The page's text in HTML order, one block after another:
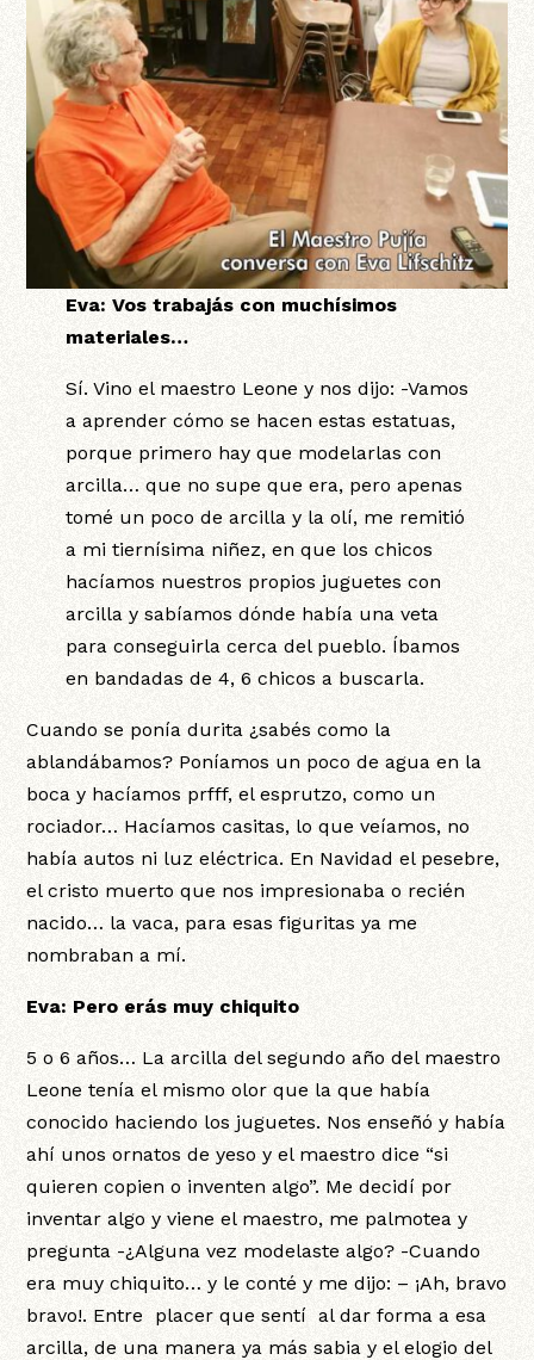
Eva: Vos trabajás con muchísimos
materiales…
Sí. Vino el maestro Leone y nos dijo: -Vamos
a aprender cómo se hacen estas estatuas,
porque primero hay que modelarlas con
arcilla… que no supe que era, pero apenas
tomé un poco de arcilla y la olí, me remitió
a mi tiernísima niñez, en que los chicos
hacíamos nuestros propios juguetes con
arcilla y sabíamos dónde había una veta
para conseguirla cerca del pueblo. Íbamos
en bandadas de 4, 6 chicos a buscarla.
Cuando se ponía durita ¿sabés como la
ablandábamos? Poníamos un poco de agua en la
boca y hacíamos prfff, el esprutzo, como un
rociador… Hacíamos casitas, lo que veíamos, no
había autos ni luz eléctrica. En Navidad el pesebre,
el cristo muerto que nos impresionaba o recién
nacido… la vaca, para esas figuritas ya me
nombraban a mí.
Eva: Pero erás muy chiquito
5 o 6 años… La arcilla del segundo año del maestro
Leone tenía el mismo olor que la que había
conocido haciendo los juguetes. Nos enseñó y había
ahí unos ornatos de yeso y el maestro dice “si
quieren copien o inventen algo”. Me decidí por
inventar algo y viene el maestro, me palmotea y
pregunta -¿Alguna vez modelaste algo? -Cuando
era muy chiquito… y le conté y me dijo: – ¡Ah, bravo
bravo!. Entre placer que sentí al dar forma a esa
arcilla, de una manera ya más sabia y el elogio del